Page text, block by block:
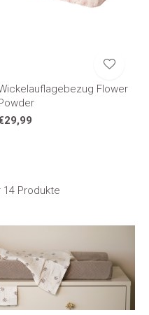
Flower
14 Produkte